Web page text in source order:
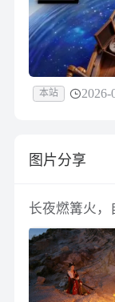
本站 2026-
图片分享
长夜燃篝火，